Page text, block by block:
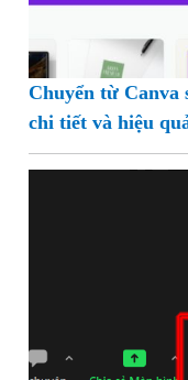
Chuyển từ Canva
chi tiết và hiệu